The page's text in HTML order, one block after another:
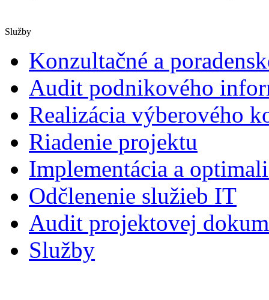
Služby
Konzultačné a
Audit podnikového
Realizácia výberového
Riadenie projektu
Implementácia a
Odčlenenie služieb IT
Audit projektovej
Služby